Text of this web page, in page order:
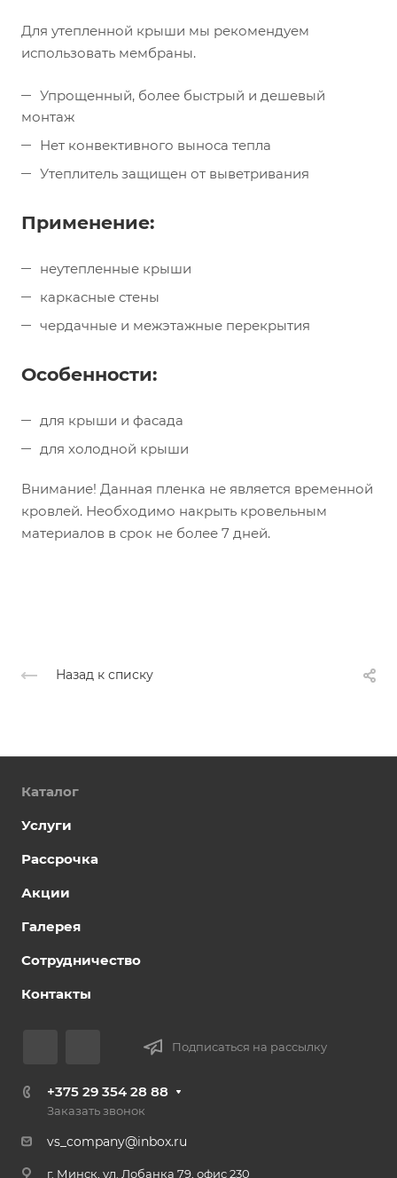
Для утепленной крыши мы рекомендуем
использовать мембраны.
Упрощенный, более быстрый и дешевый
монтаж
Нет конвективного выноса тепла
Утеплитель защищен от выветривания
Применение:
неутепленные крыши
каркасные стены
чердачные и межэтажные перекрытия
Особенности:
для крыши и фасада
для холодной крыши
Внимание! Данная пленка не является временной
кровлей. Необходимо накрыть кровельным
материалов в срок не более 7 дней.
Назад к списку
Каталог
Услуги
Рассрочка
Акции
Галерея
Сотрудничество
Контакты
Подписаться на рассылку
+375 29 354 28 88
Заказать звонок
vs_company@inbox.ru
г. Минск, ул. Лобанка 79, офис 230